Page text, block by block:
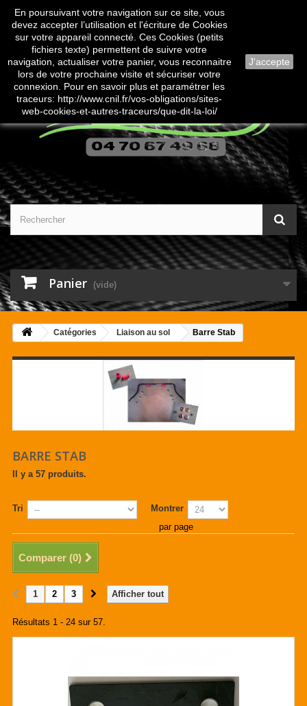
Contactez-nous
Panier (vide)
Catégories Liaison au sol Barre Stab
BARRE STAB
Il y a 57 produits.
Tri
Montrer
par page
Comparer (0)
Afficher tout
1 2 3
Résultats 1 - 24 sur 57.
En poursuivant votre navigation sur ce site, vous
devez accepter l’utilisation et l'écriture de Cookies
sur votre appareil connecté. Ces Cookies (petits
fichiers texte) permettent de suivre votre
navigation, actualiser votre panier, vous reconnaitre
lors de votre prochaine visite et sécuriser votre
connexion. Pour en savoir plus et paramétrer les
traceurs: http://www.cnil.fr/vos-obligations/sites-
web-cookies-et-autres-traceurs/que-dit-la-loi/
J'accepte